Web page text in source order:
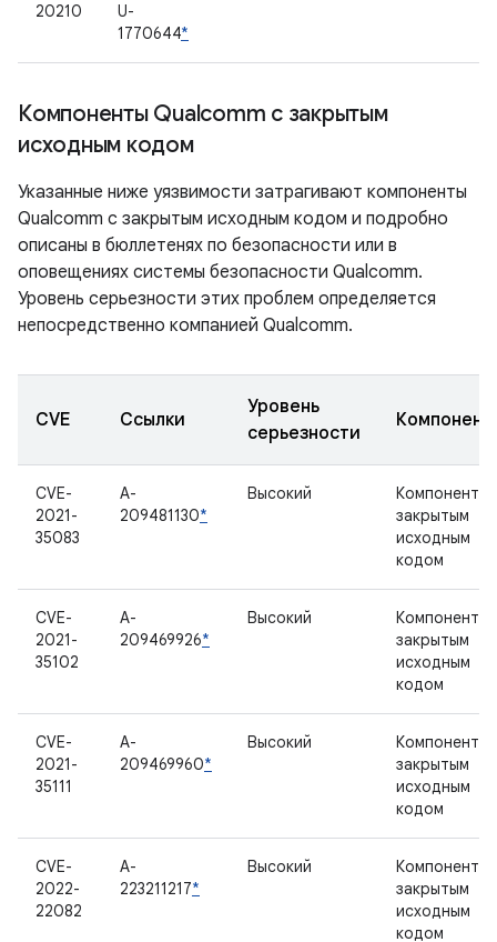
20210
U-
1770644*
Компоненты Qualcomm с закрытым
исходным кодом
Указанные ниже уязвимости затрагивают компоненты
Qualcomm с закрытым исходным кодом и подробно
описаны в бюллетенях по безопасности или в
оповещениях системы безопасности Qualcomm.
Уровень серьезности этих проблем определяется
непосредственно компанией Qualcomm.
CVE Ссылки
Уровень
серьезности
Компонент
CVE-
2021-
35083
A-
209481130*
Высокий
Компонент с
закрытым
исходным
кодом
CVE-
2021-
35102
A-
209469926*
Высокий
Компонент с
закрытым
исходным
кодом
CVE-
2021-
35111
A-
209469960*
Высокий
Компонент с
закрытым
исходным
кодом
CVE-
2022-
22082
A-
223211217*
Высокий
Компонент с
закрытым
исходным
кодом